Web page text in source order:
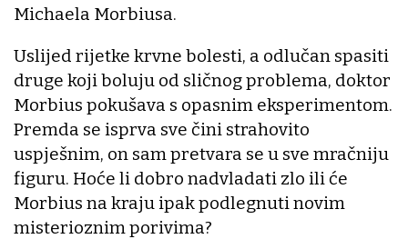
Michaela Morbiusa.
Uslijed rijetke krvne bolesti, a odlučan spasiti
druge koji boluju od sličnog problema, doktor
Morbius pokušava s opasnim eksperimentom.
Premda se isprva sve čini strahovito
uspješnim, on sam pretvara se u sve mračniju
figuru. Hoće li dobro nadvladati zlo ili će
Morbius na kraju ipak podlegnuti novim
misterioznim porivima?